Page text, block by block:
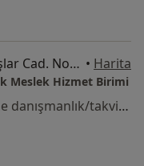
Bahçelievler Mah. İzzettin Çalışlar Cad. No:32/3, İstanbul • Harita
Meslek Hizmet Birimi
Bu uzman ilgili adres için online danışmanlık/takvim sunmuyor.